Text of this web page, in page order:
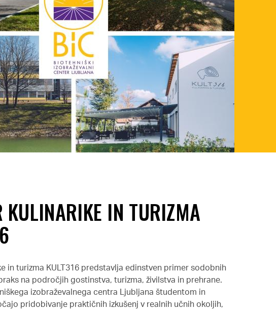
KULINARIKE IN TURIZMA
in turizma KULT316 predstavlja edinstven primer sodobnih
na področjih gostinstva, turizma, živilstva in prehrane.
izobraževalnega centra Ljubljana študentom in
pridobivanje praktičnih izkušenj v realnih učnih okoljih,